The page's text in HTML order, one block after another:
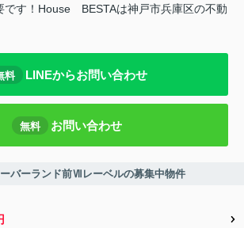
です！House BESTAは神戸市兵庫区の不動
料 LINEからお問い合わせ
無料 お問い合わせ
バーランド前Ⅶレーベルの募集中物件